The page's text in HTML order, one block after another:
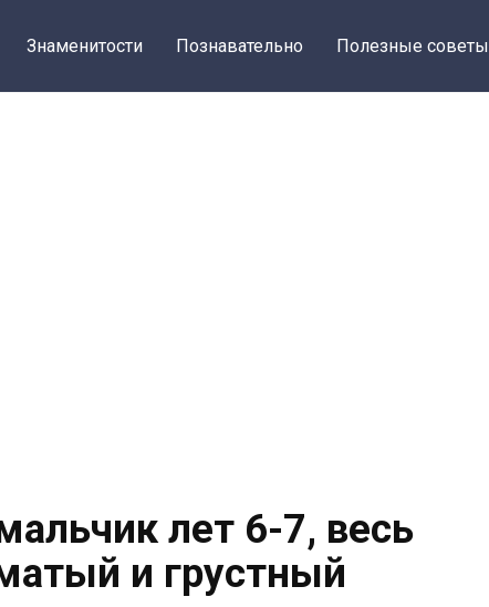
Знаменитости Познавательно Полезные советы
лет 6-7, весь
и грустный